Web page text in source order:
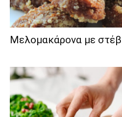
Μελομακάρονα με